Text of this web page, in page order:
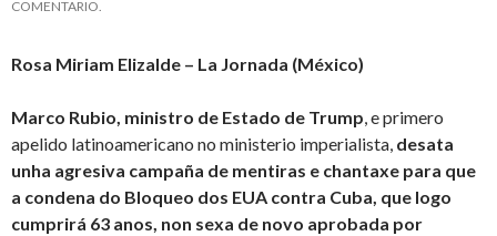
COMENTARIO.
Rosa Miriam Elizalde – La Jornada (México)
Marco Rubio, ministro de Estado de Trump, e primero
apelido latinoamericano no ministerio imperialista, desata
unha agresiva campaña de mentiras e chantaxe para que
a condena do Bloqueo dos EUA contra Cuba, que logo
cumprirá 63 anos, non sexa de novo aprobada por